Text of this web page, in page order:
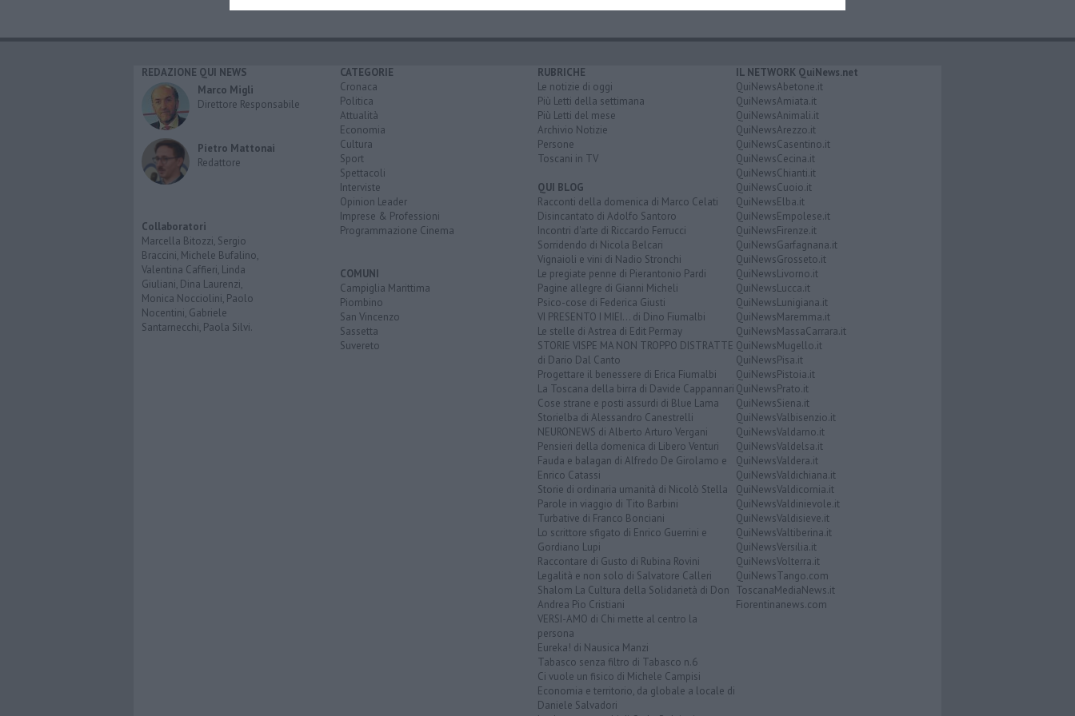
REDAZIONE QUI NEWS
Marco Migli
Direttore Responsabile
Pietro Mattonai
Redattore
Collaboratori
Marcella Bitozzi, Sergio
Braccini, Michele Bufalino,
Valentina Caffieri, Linda
Giuliani, Dina Laurenzi,
Monica Nocciolini, Paolo
Nocentini, Gabriele
Santarnecchi, Paola Silvi.
CATEGORIE
Cronaca
Politica
Attualità
Economia
Cultura
Sport
Spettacoli
Interviste
Opinion Leader
Imprese & Professioni
Programmazione Cinema
COMUNI
Campiglia Marittima
Piombino
San Vincenzo
Sassetta
Suvereto
RUBRICHE
Le notizie di oggi
Più Letti della settimana
Più Letti del mese
Archivio Notizie
Persone
Toscani in TV
QUI BLOG
Racconti della domenica di Marco Celati
Disincantato di Adolfo Santoro
Incontri d'arte di Riccardo Ferrucci
Sorridendo di Nicola Belcari
Vignaioli e vini di Nadio Stronchi
Le pregiate penne di Pierantonio Pardi
Pagine allegre di Gianni Micheli
Psico-cose di Federica Giusti
VI PRESENTO I MIEI... di Dino Fiumalbi
Le stelle di Astrea di Edit Permay
STORIE VISPE MA NON TROPPO DISTRATTE
di Dario Dal Canto
Progettare il benessere di Erica Fiumalbi
La Toscana della birra di Davide Cappannari
Cose strane e posti assurdi di Blue Lama
Storielba di Alessandro Canestrelli
NEURONEWS di Alberto Arturo Vergani
Pensieri della domenica di Libero Venturi
Fauda e balagan di Alfredo De Girolamo e
Enrico Catassi
Storie di ordinaria umanità di Nicolò Stella
Parole in viaggio di Tito Barbini
Turbative di Franco Bonciani
Lo scrittore sfigato di Enrico Guerrini e
Gordiano Lupi
Raccontare di Gusto di Rubina Rovini
Legalità e non solo di Salvatore Calleri
Shalom La Cultura della Solidarietà di Don
Andrea Pio Cristiani
VERSI-AMO di Chi mette al centro la
persona
Eureka! di Nausica Manzi
Tabasco senza filtro di Tabasco n.6
Ci vuole un fisico di Michele Campisi
Economia e territorio, da globale a locale di
Daniele Salvadori
IL NETWORK QuiNews.net
QuiNewsAbetone.it
QuiNewsAmiata.it
QuiNewsAnimali.it
QuiNewsArezzo.it
QuiNewsCasentino.it
QuiNewsCecina.it
QuiNewsChianti.it
QuiNewsCuoio.it
QuiNewsElba.it
QuiNewsEmpolese.it
QuiNewsFirenze.it
QuiNewsGarfagnana.it
QuiNewsGrosseto.it
QuiNewsLivorno.it
QuiNewsLucca.it
QuiNewsLunigiana.it
QuiNewsMaremma.it
QuiNewsMassaCarrara.it
QuiNewsMugello.it
QuiNewsPisa.it
QuiNewsPistoia.it
QuiNewsPrato.it
QuiNewsSiena.it
QuiNewsValbisenzio.it
QuiNewsValdarno.it
QuiNewsValdelsa.it
QuiNewsValdera.it
QuiNewsValdichiana.it
QuiNewsValdicornia.it
QuiNewsValdinievole.it
QuiNewsValdisieve.it
QuiNewsValtiberina.it
QuiNewsVersilia.it
QuiNewsVolterra.it
QuiNewsTango.com
ToscanaMediaNews.it
Fiorentinanews.com